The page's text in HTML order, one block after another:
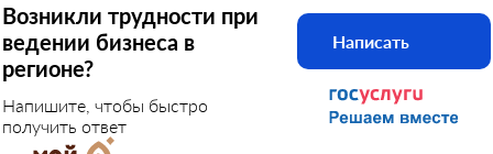
Возникли трудности при
ведении бизнеса в
регионе?
Напишите, чтобы быстро
получить ответ
Написать